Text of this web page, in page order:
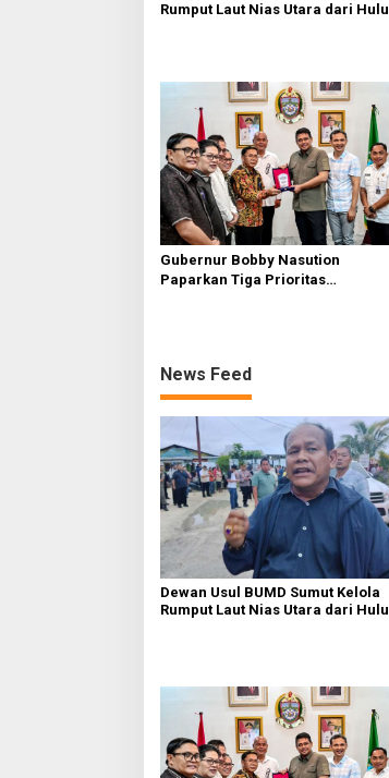
Rumput Laut Nias Utara dari Hulu
Gubernur Bobby Nasution
Paparkan Tiga Prioritas
News Feed
Dewan Usul BUMD Sumut Kelola
Rumput Laut Nias Utara dari Hulu